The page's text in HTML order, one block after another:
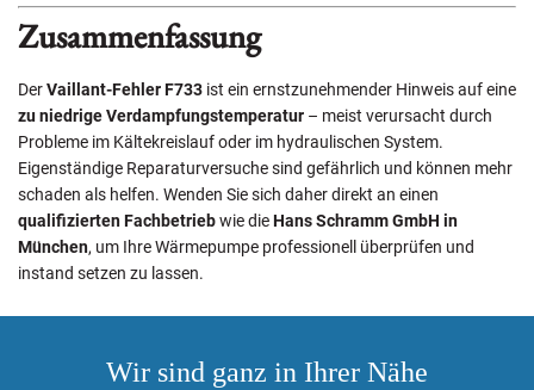
Zusammenfassung
DerVaillant-Fehler F733 ist ein ernstzunehmender Hinweis auf eine
zu niedrige Verdampfungstemperatur – meist verursacht durch
Probleme im Kältekreislauf oder im hydraulischen System.
Eigenständige Reparaturversuche sind gefährlich und können mehr
schaden als helfen. Wenden Sie sich daher direkt an einen
qualifizierten Fachbetriebwie dieHans Schramm GmbH in
München, um Ihre Wärmepumpe professionell überprüfen und
instand setzen zu lassen.
Wir sind ganz in Ihrer Nähe